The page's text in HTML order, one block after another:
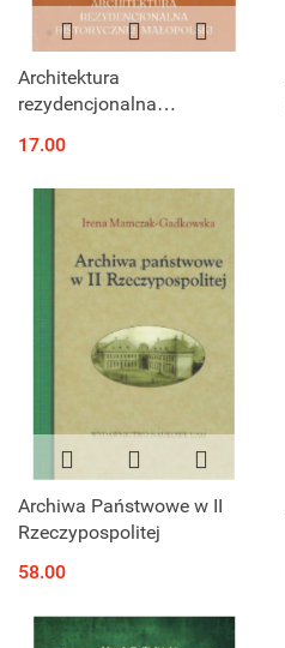
Architektura
rezydencjonalna
17.00
Archiwa Państwowe w II
Rzeczypospolitej
58.00